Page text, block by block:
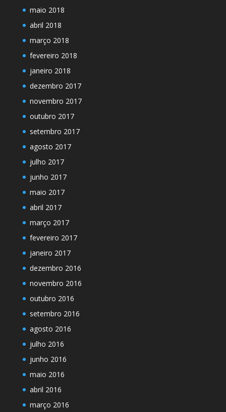
maio 2018
abril 2018
março 2018
fevereiro 2018
janeiro 2018
dezembro 2017
novembro 2017
outubro 2017
setembro 2017
agosto 2017
julho 2017
junho 2017
maio 2017
abril 2017
março 2017
fevereiro 2017
janeiro 2017
dezembro 2016
novembro 2016
outubro 2016
setembro 2016
agosto 2016
julho 2016
junho 2016
maio 2016
abril 2016
março 2016